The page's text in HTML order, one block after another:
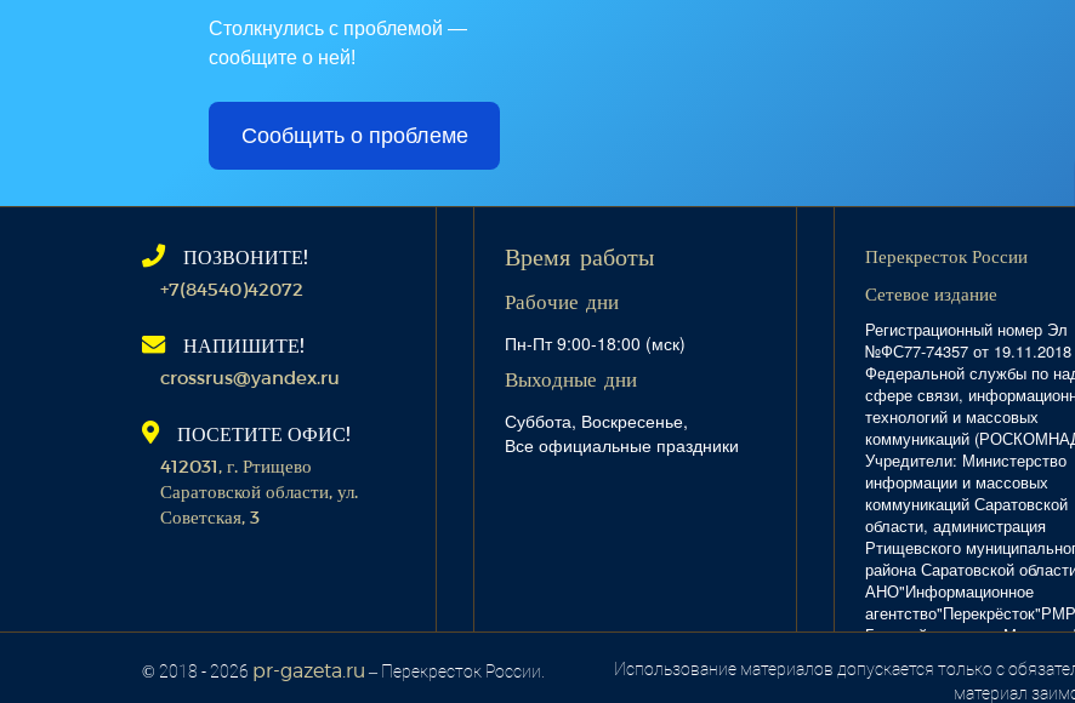
Столкнулись с проблемой —
сообщите о ней!
Сообщить о проблеме
ПОЗВОНИТЕ!
+7(84540)42072
НАПИШИТЕ!
crossrus@yandex.ru
ПОСЕТИТЕ ОФИС!
412031, г. Ртищево
Саратовской области, ул.
Советская, 3
Время работы
Рабочие дни
Пн-Пт 9:00-18:00 (мск)
Выходные дни
Суббота, Воскресенье,
Все официальные праздники
Перекресток России
Сетевое издание
Регистрационный номер Эл
№ФС77-74357 от 19.11.2018
Федеральной службы по
сфере связи,
технологий и массовых
коммуникаций
Учредители: Министерство
информации и массовых
коммуникаций Саратовской
области, администрация
Ртищевского
района Саратовской
АНО"Информационное
Главный редактор
Тел. 8(84540)4-20-72; отдел
рекламы - 4-29-10.
© 2018 - 2026 pr-gazeta.ru – Перекресток России.
Использование материалов допускается только с
материал